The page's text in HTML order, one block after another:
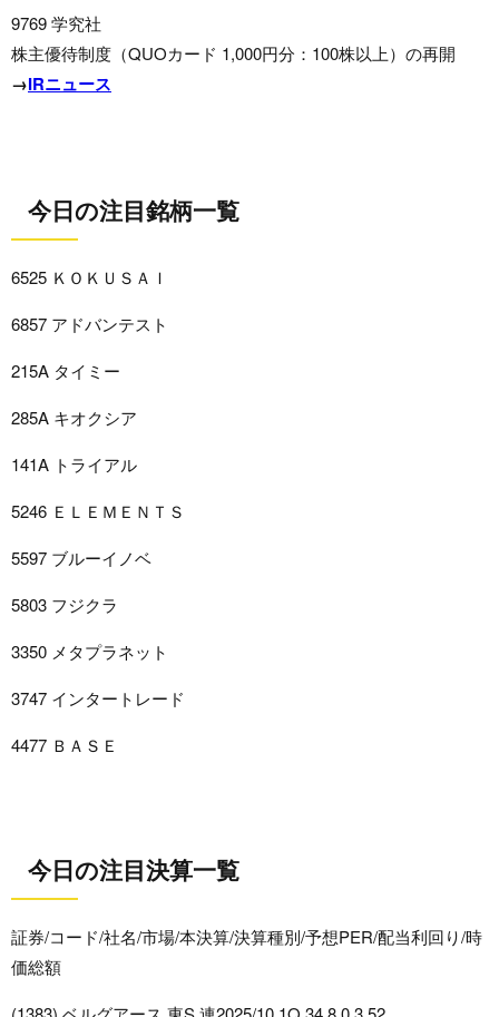
9769 学究社
株主優待制度（QUOカード 1,000円分：100株以上）の再開
→IRニュース
今日の注目銘柄一覧
6525 ＫＯＫＵＳＡＩ
6857 アドバンテスト
215A タイミー
285A キオクシア
141A トライアル
5246 ＥＬＥＭＥＮＴＳ
5597 ブルーイノベ
5803 フジクラ
3350 メタプラネット
3747 インタートレード
4477 ＢＡＳＥ
今日の注目決算一覧
証券/コード/社名/市場/本決算/決算種別/予想PER/配当利回り/時
価総額